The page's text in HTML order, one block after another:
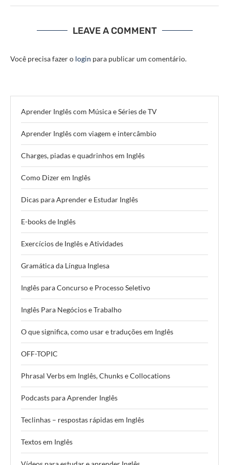
LEAVE A COMMENT
Você precisa fazer o login para publicar um comentário.
Aprender Inglês com Música e Séries de TV
Aprender Inglês com viagem e intercâmbio
Charges, piadas e quadrinhos em Inglês
Como Dizer em Inglês
Dicas para Aprender e Estudar Inglês
E-books de Inglês
Exercícios de Inglês e Atividades
Gramática da Língua Inglesa
Inglês para Concurso e Processo Seletivo
Inglês Para Negócios e Trabalho
O que significa, como usar e traduções em Inglês
OFF-TOPIC
Phrasal Verbs em Inglês, Chunks e Collocations
Podcasts para Aprender Inglês
Teclinhas – respostas rápidas em Inglês
Textos em Inglês